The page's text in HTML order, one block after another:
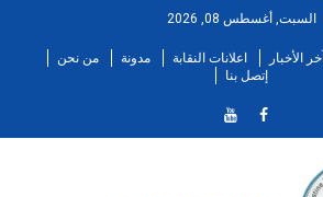
السبت, أغسطس 08, 2026
آخر الأخبار اعلانات النقابة مدونة
من نحن
إتصل بنا